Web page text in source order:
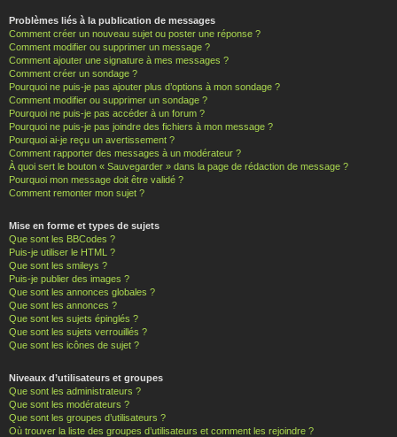
Problèmes liés à la publication de messages
Comment créer un nouveau sujet ou poster une réponse ?
Comment modifier ou supprimer un message ?
Comment ajouter une signature à mes messages ?
Comment créer un sondage ?
Pourquoi ne puis-je pas ajouter plus d’options à mon sondage ?
Comment modifier ou supprimer un sondage ?
Pourquoi ne puis-je pas accéder à un forum ?
Pourquoi ne puis-je pas joindre des fichiers à mon message ?
Pourquoi ai-je reçu un avertissement ?
Comment rapporter des messages à un modérateur ?
À quoi sert le bouton « Sauvegarder » dans la page de rédaction de message ?
Pourquoi mon message doit être validé ?
Comment remonter mon sujet ?
Mise en forme et types de sujets
Que sont les BBCodes ?
Puis-je utiliser le HTML ?
Que sont les smileys ?
Puis-je publier des images ?
Que sont les annonces globales ?
Que sont les annonces ?
Que sont les sujets épinglés ?
Que sont les sujets verrouillés ?
Que sont les icônes de sujet ?
Niveaux d’utilisateurs et groupes
Que sont les administrateurs ?
Que sont les modérateurs ?
Que sont les groupes d’utilisateurs ?
Où trouver la liste des groupes d’utilisateurs et comment les rejoindre ?